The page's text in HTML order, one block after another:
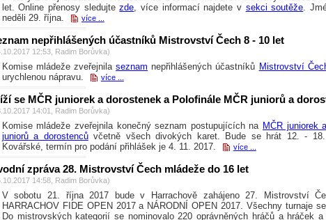
let. Online přenosy sledujtezde , více informací najdete v sekci soutěže .
neděli 29. října.
více ...
nepřihlášených účastníků Mistrovství Čech 8 - 10 let
12:53, Radim Borůvka)
Komise mládeže zveřejnilaseznam nepřihlášených účastníků Mistrovství
urychlenou nápravu.
více ...
se MČR juniorek a dorostenek a Polofinále MČR juniorů a
14:01, Radim Borůvka)
Komise mládeže zveřejnila konečný seznam postupujících na MČR juniorek
juniorů a dorostencůvčetně všech divokých karet. Bude se hrát 12. -
Kovářské, termín pro podání přihlášek je 4. 11. 2017.
více ...
zpráva 28. Mistrovství Čech mládeže do 16 let
14:58, Radim Borůvka)
V sobotu 21. října 2017 bude v Harrachově zahájeno 27. Mistrovství
HARRACHOV FIDE OPEN 2017 a NÁRODNÍ OPEN 2017. Všechny turnaje
Do mistrovských kategorií se nominovalo 220 oprávněných hráčů a hráček